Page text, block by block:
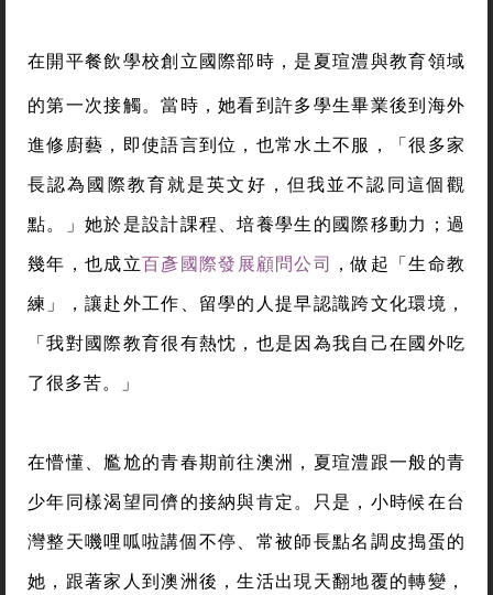
在開平餐飲學校創立國際部時，是夏瑄澧與教育領域
的第一次接觸。當時，她看到許多學生畢業後到海外
進修廚藝，即使語言到位，也常水土不服，「很多家
長認為國際教育就是英文好，但我並不認同這個觀
點。」她於是設計課程、培養學生的國際移動力；過
幾年，也成立百彥國際發展顧問公司 ，做起「生命教
練」，讓赴外工作、留學的人提早認識跨文化環境，
「我對國際教育很有熱忱，也是因為我自己在國外吃
了很多苦。」
在懵懂、尷尬的青春期前往澳洲，夏瑄澧跟一般的青
少年同樣渴望同儕的接納與肯定。只是，小時候在台
灣整天嘰哩呱啦講個不停、常被師長點名調皮搗蛋的
她，跟著家人到澳洲後，生活出現天翻地覆的轉變，